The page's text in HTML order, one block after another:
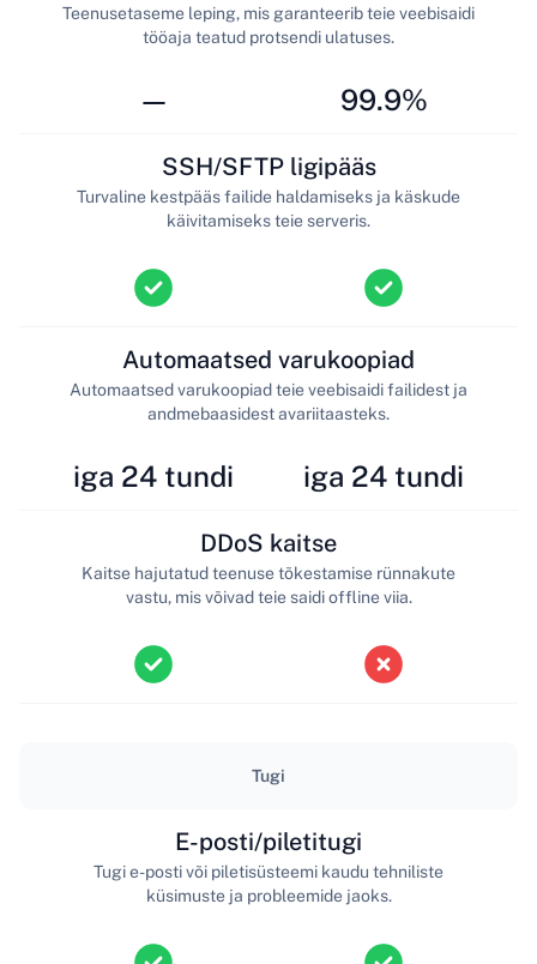
—
Teenusetaseme leping, mis garanteerib teie veebisaidi
tööaja teatud protsendi ulatuses.
99.9%
SSH/SFTP ligipääs
Turvaline kestpääs failide haldamiseks ja käskude
käivitamiseks teie serveris.
iga 24 tundi
Automaatsed varukoopiad
Automaatsed varukoopiad teie veebisaidi failidest ja
andmebaasidest avariitaasteks.
iga 24 tundi
DDoS kaitse
Kaitse hajutatud teenuse tõkestamise rünnakute
vastu, mis võivad teie saidi offline viia.
Tugi
E-posti/piletitugi
Tugi e-posti või piletisüsteemi kaudu tehniliste
küsimuste ja probleemide jaoks.